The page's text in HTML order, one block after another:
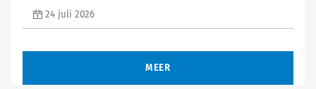
24 juli 2026
MEER